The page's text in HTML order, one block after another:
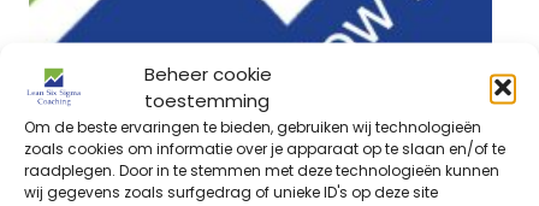
Beheer cookie
toestemming
Om de beste ervaringen te bieden, gebruiken wij technologieën
zoals cookies om informatie over je apparaat op te slaan en/of te
raadplegen. Door in te stemmen met deze technologieën kunnen
wij gegevens zoals surfgedrag of unieke ID's op deze site